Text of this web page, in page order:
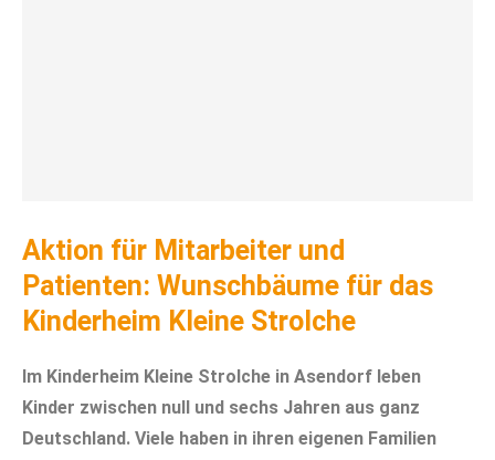
Aktion für Mitarbeiter und
Patienten: Wunschbäume für das
Kinderheim Kleine Strolche
Im Kinderheim Kleine Strolche in Asendorf leben
Kinder zwischen null und sechs Jahren aus ganz
Deutschland. Viele haben in ihren eigenen Familien